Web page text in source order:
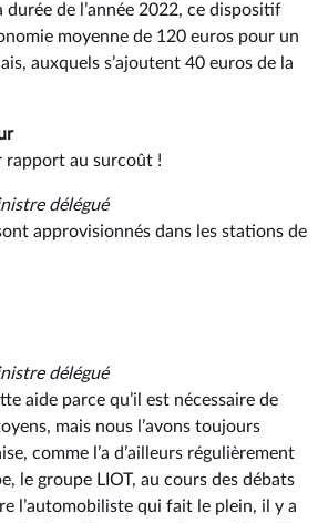
durée de l’année 2022, ce dispositif
moyenne de 120 euros pour un
auxquels s’ajoutent 40 euros de la
rapport au surcoût !
délégué
approvisionnés dans les stations de
délégué
aide parce qu’il est nécessaire de
mais nous l’avons toujours
comme l’a d’ailleurs régulièrement
le groupe LIOT, au cours des débats
l’automobiliste qui fait le plein, il y a